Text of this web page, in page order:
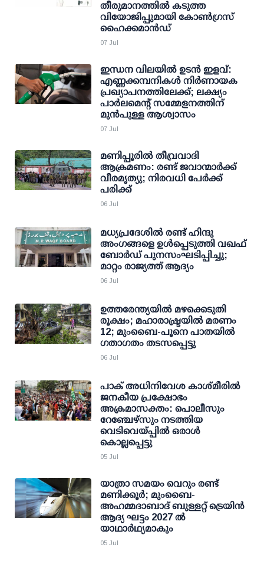
തീരുമാനത്തില്‍ കടുത്ത
വിയോജിപ്പുമായി കോണ്‍ഗ്രസ്
ഹൈക്കമാന്‍ഡ്
07 Jul
ഇന്ധന വിലയില്‍ ഉടന്‍ ഇളവ്:
എണ്ണക്കമ്പനികള്‍ നിര്‍ണായക
പ്രഖ്യാപനത്തിലേക്ക്; ലക്ഷ്യം
പാര്‍ലമെന്റ് സമ്മേളനത്തിന്
മുന്‍പുള്ള ആശ്വാസം
07 Jul
മണിപ്പൂരിൽ തീവ്രവാദി
ആക്രമണം: രണ്ട് ജവാന്മാർക്ക്
വീരമൃത്യു; നിരവധി പേർക്ക്
പരിക്ക്
06 Jul
മധ്യപ്രദേശില്‍ രണ്ട് ഹിന്ദു
അംഗങ്ങളെ ഉള്‍പ്പെടുത്തി വഖഫ്
ബോര്‍ഡ് പുനസംഘടിപ്പിച്ചു;
മാറ്റം രാജ്യത്ത് ആദ്യം
06 Jul
ഉത്തരേന്ത്യയിൽ മഴക്കെടുതി
രൂക്ഷം; മഹാരാഷ്ട്രയിൽ മരണം
12; മുംബൈ-പൂനെ പാതയിൽ
ഗതാഗതം തടസപ്പെട്ടു
06 Jul
പാക് അധിനിവേശ കാശ്മീരില്‍
ജനകീയ പ്രക്ഷോഭം
അക്രമാസക്തം: പൊലീസും
റേഞ്ചേഴ്‌സും നടത്തിയ
വെടിവെയ്പ്പില്‍ ഒരാള്‍
കൊല്ലപ്പെട്ടു
05 Jul
യാത്രാ സമയം വെറും രണ്ട്
മണിക്കൂര്‍; മുംബൈ-
അഹമ്മദാബാദ് ബുള്ളറ്റ് ട്രെയിന്‍
ആദ്യ ഘട്ടം 2027 ല്‍
യാഥാര്‍ഥ്യമാകും
05 Jul